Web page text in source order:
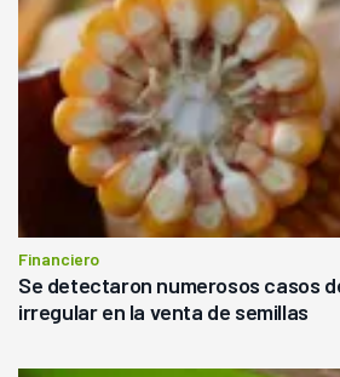
Financiero
Se detectaron numerosos casos
irregular en la venta de semillas